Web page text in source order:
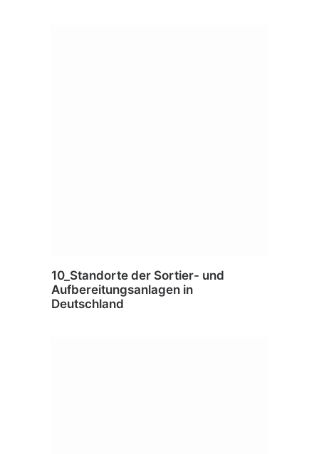
10_Standorte der Sortier- und
Aufbereitungsanlagen in
Deutschland